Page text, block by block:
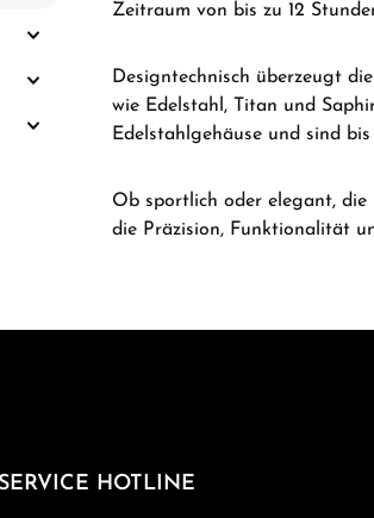
Zeitraum von bis zu 12
Designtechnisch überzeugt
wie Edelstahl, Titan und
Edelstahlgehäuse und sind
Ob sportlich oder elegant, die
die Präzision, Funktionalität
SERVICE HOTLINE